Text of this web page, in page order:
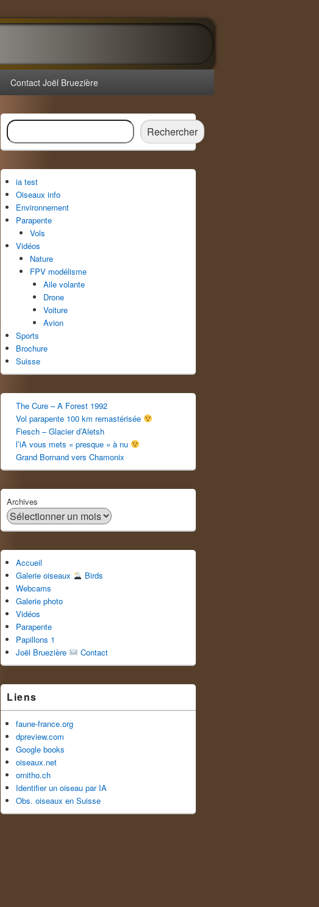
Contact Joël Bruezière
Zone
principale
de
widget
la
barre
latérale
Rechercher Rechercher
ia test
Oiseaux info
Environnement
Parapente
Vols
Vidéos
Nature
FPV modélisme
Aile volante
Drone
Voiture
Avion
Sports
Brochure
Suisse
The Cure – A Forest 1992
Vol parapente 100 km remastérisée
Fiesch – Glacier d’Aletsh
l’iA vous mets « presque » à nu
Grand Bornand vers Chamonix
Archives
Accueil
Galerie oiseaux
Birds
Webcams
Galerie photo
Vidéos
Parapente
Papillons 1
Joël Bruezière
Contact
Liens
faune-france.org
dpreview.com
Google books
oiseaux.net
ornitho.ch
Identifier un oiseau par IA
Obs. oiseaux en Suisse